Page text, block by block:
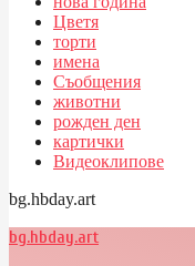
Цветя
торти
имена
Съобщения
животни
рожден ден
картички
Видеоклипове
bg.hbday.art
bg.hbday.art